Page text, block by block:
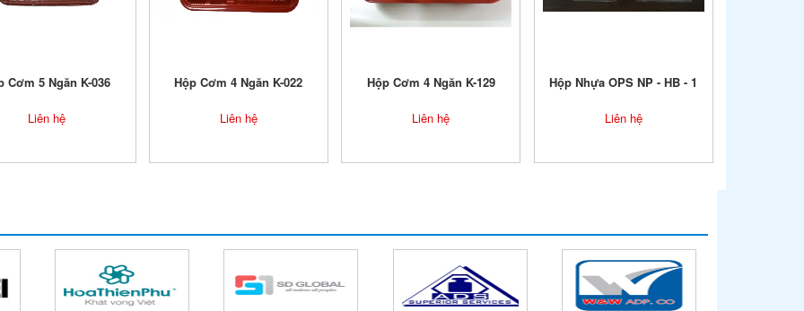
Cơm 5 Ngăn K-036
Liên hệ
Hộp Cơm 4 Ngăn K-022
Liên hệ
Hộp Cơm 4 Ngăn K-129
Liên hệ
Hộp Nhựa OPS NP - HB - 1
Liên hệ